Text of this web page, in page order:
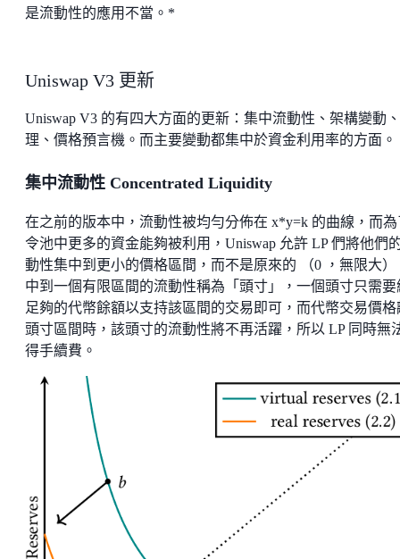
是流動性的應用不當。*
Uniswap V3 更新
Uniswap V3 的有四大方面的更新：集中流動性、架構變動
理、價格預言機。而主要變動都集中於資金利用率的方面。
集中流動性 Concentrated Liquidity
在之前的版本中，流動性被均勻分佈在 x*y=k 的曲線，而為
令池中更多的資金能夠被利用，Uniswap 允許 LP 們將他們
動性集中到更小的價格區間，而不是原來的 （0 ，無限大）
中到一個有限區間的流動性稱為「頭寸」，一個頭寸只需要
足夠的代幣餘額以支持該區間的交易即可，而代幣交易價格
頭寸區間時，該頭寸的流動性將不再活躍，所以 LP 同時無
得手續費。